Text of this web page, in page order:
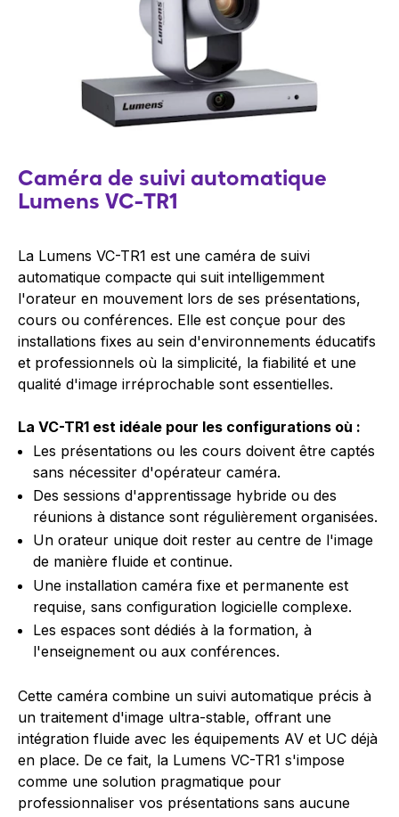
Caméra de suivi automatique
Lumens VC-TR1
La Lumens VC-TR1 est une caméra de suivi
automatique compacte qui suit intelligemment
l'orateur en mouvement lors de ses présentations,
cours ou conférences. Elle est conçue pour des
installations fixes au sein d'environnements éducatifs
et professionnels où la simplicité, la fiabilité et une
qualité d'image irréprochable sont essentielles.
La VC-TR1 est idéale pour les configurations où :
Les présentations ou les cours doivent être captés
sans nécessiter d'opérateur caméra.
Des sessions d'apprentissage hybride ou des
réunions à distance sont régulièrement organisées.
Un orateur unique doit rester au centre de l'image
de manière fluide et continue.
Une installation caméra fixe et permanente est
requise, sans configuration logicielle complexe.
Les espaces sont dédiés à la formation, à
l'enseignement ou aux conférences.
Cette caméra combine un suivi automatique précis à
un traitement d'image ultra-stable, offrant une
intégration fluide avec les équipements AV et UC déjà
en place. De ce fait, la Lumens VC-TR1 s'impose
comme une solution pragmatique pour
professionnaliser vos présentations sans aucune